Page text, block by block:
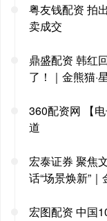
粤友钱配资 拍
卖成交
鼎盛配资 韩红
了！｜金熊猫·
360配资网 【
道
宏泰证券 聚焦
话“场景焕新”｜
宏图配资 中国